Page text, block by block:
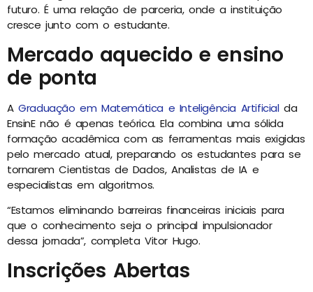
futuro. É uma relação de parceria, onde a instituição
cresce junto com o estudante.
Mercado aquecido e ensino
de ponta
AGraduação em Matemática e Inteligência Artificialda
EnsinE não é apenas teórica. Ela combina uma sólida
formação acadêmica com as ferramentas mais exigidas
pelo mercado atual, preparando os estudantes para se
tornarem Cientistas de Dados, Analistas de IA e
especialistas em algoritmos.
“Estamos eliminando barreiras financeiras iniciais para
que o conhecimento seja o principal impulsionador
dessa jornada”, completa Vitor Hugo.
Inscrições Abertas